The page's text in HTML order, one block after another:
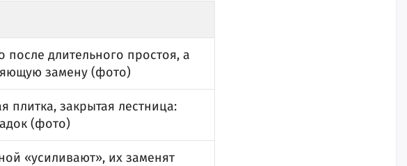
длительного простоя, а
замену (фото)
закрытая лестница:
(фото)
«усиливают», их заменят